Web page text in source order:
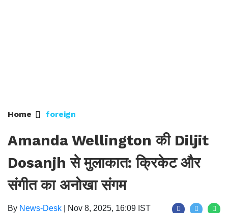
Home foreign
Amanda Wellington की Diljit
Dosanjh से मुलाकात: क्रिकेट और
संगीत का अनोखा संगम
By News-Desk Nov 8, 2025, 16:09 IST